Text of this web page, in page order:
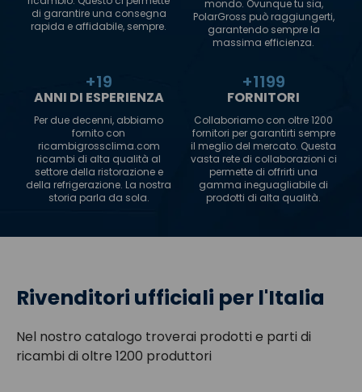
di garantire una consegna
rapida e affidabile, sempre.
mondo. Ovunque tu sia,
PolarGross può raggiungerti,
garantendo sempre la
massima efficienza.
+20
ANNI DI ESPERIENZA
Per due decenni, abbiamo
fornito con
ricambigrossclima.com
ricambi di alta qualità al
settore della ristorazione e
della refrigerazione. La nostra
storia parla da sola.
+1200
FORNITORI
Collaboriamo con oltre 1200
fornitori per garantirti sempre
il meglio del mercato. Questa
vasta rete di collaborazioni ci
permette di offrirti una
gamma ineguagliabile di
prodotti di alta qualità.
Rivenditori ufficiali per l'Italia
Nel nostro catalogo troverai prodotti e parti di
ricambi di oltre 1200 produttori